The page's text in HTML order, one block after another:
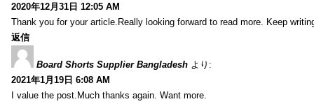
2020年12月31日 12:05 AM
Thank you for your article.Really looking forward to read more. Keep
返信
Board Shorts Supplier Bangladesh より:
2021年1月19日 6:08 AM
I value the post.Much thanks again. Want more.